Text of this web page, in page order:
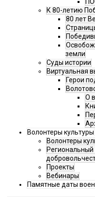
К 80-летию
80 лет
земли
Суды истории
Виртуальная
Герои
О
Волонтеры культуры
Волонтеры
Проекты
Вебинары
Памятные даты